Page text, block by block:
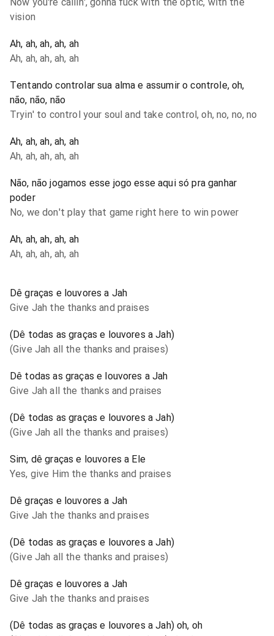
vision
Ah, ah, ah, ah, ah
Ah, ah, ah, ah, ah
Tentando controlar sua alma e assumir o controle, oh,
não, não, não
Tryin' to control your soul and take control, oh, no, no, no
Ah, ah, ah, ah, ah
Ah, ah, ah, ah, ah
Não, não jogamos esse jogo esse aqui só pra ganhar
poder
No, we don't play that game right here to win power
Ah, ah, ah, ah, ah
Ah, ah, ah, ah, ah
Dê graças e louvores a Jah
Give Jah the thanks and praises
(Dê todas as graças e louvores a Jah)
(Give Jah all the thanks and praises)
Dê todas as graças e louvores a Jah
Give Jah all the thanks and praises
(Dê todas as graças e louvores a Jah)
(Give Jah all the thanks and praises)
Sim, dê graças e louvores a Ele
Yes, give Him the thanks and praises
Dê graças e louvores a Jah
Give Jah the thanks and praises
(Dê todas as graças e louvores a Jah)
(Give Jah all the thanks and praises)
Dê graças e louvores a Jah
Give Jah the thanks and praises
(Dê todas as graças e louvores a Jah) oh, oh